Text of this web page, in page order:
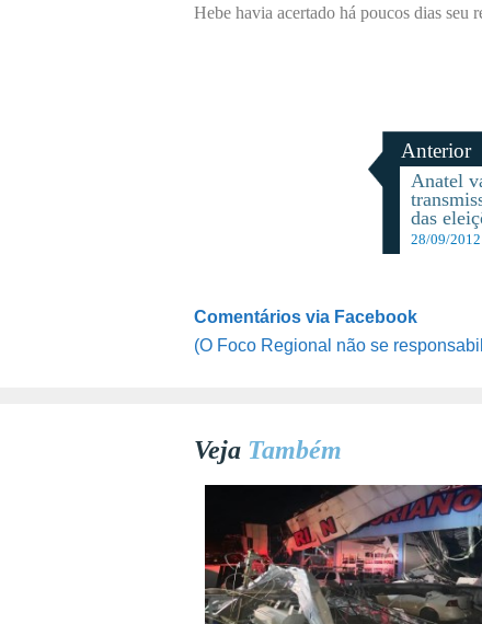
Hebe havia acertado há poucos dias seu
Anterior
Anatel
das
28/09/
Comentários via Facebook
(O Foco Regional não se
Veja Também